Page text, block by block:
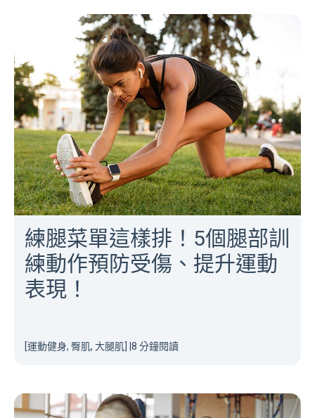
練腿菜單這樣排！5個腿部訓
練動作預防受傷、提升運動
表現！
[運動健身, 臀肌, 大腿肌] 8 分鐘閱讀